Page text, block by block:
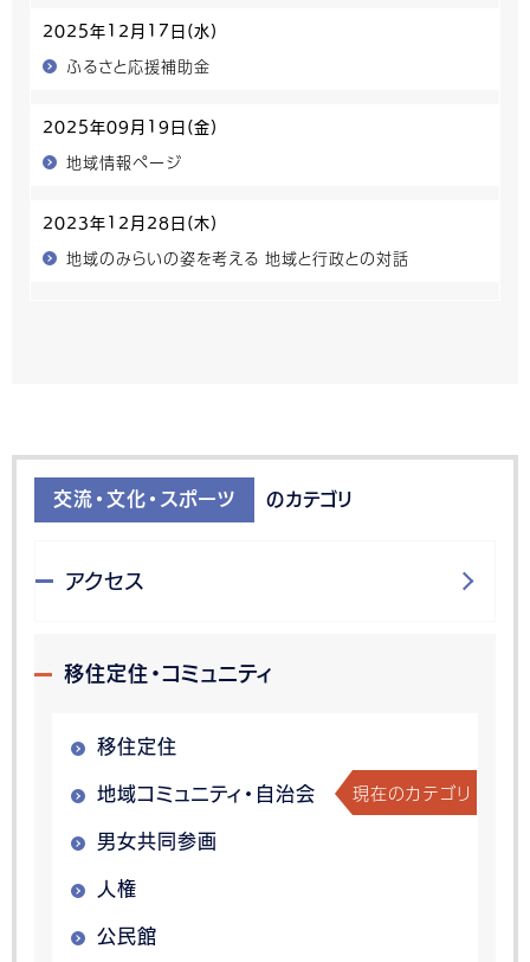
2025年12月17日(水)
ふるさと応援補助金
2025年09月19日(金)
地域情報ページ
2023年12月28日(木)
地域のみらいの姿を考える 地域と行政との対話
交流・文化・スポーツ のカテゴリ
アクセス
移住定住・コミュニティ
移住定住
地域コミュニティ・自治会 現在のカテゴリ
男女共同参画
人権
公民館